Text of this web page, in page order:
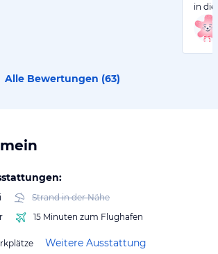
in
Alle Bewertungen (63)
Strand in der Nähe
15 Minuten zum Flughafen
Weitere Ausstattung